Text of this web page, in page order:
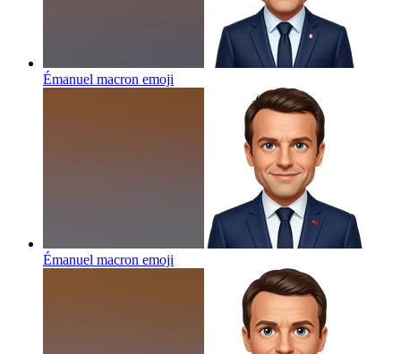
Émanuel macron emoji
Émanuel macron emoji